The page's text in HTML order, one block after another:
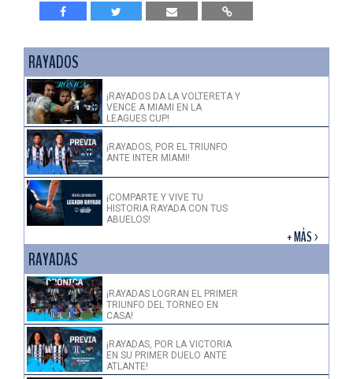
RAYADOS
¡RAYADOS DA LA VOLTERETA Y
VENCE A MIAMI EN LA
LEAGUES CUP!
¡RAYADOS, POR EL TRIUNFO
ANTE INTER MIAMI!
¡COMPARTE Y VIVE TU
HISTORIA RAYADA CON TUS
ABUELOS!
+ MÁS >
RAYADAS
¡RAYADAS LOGRAN EL PRIMER
TRIUNFO DEL TORNEO EN
CASA!
¡RAYADAS, POR LA VICTORIA
EN SU PRIMER DUELO ANTE
ATLANTE!